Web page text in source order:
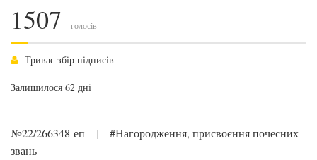
1507 голосів
Триває збір підписів
Залишилося 62 дні
№22/266348-еп |
#Нагородження, присвоєння почесних
звань